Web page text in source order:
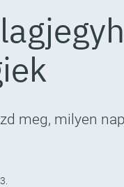
meg, milyen